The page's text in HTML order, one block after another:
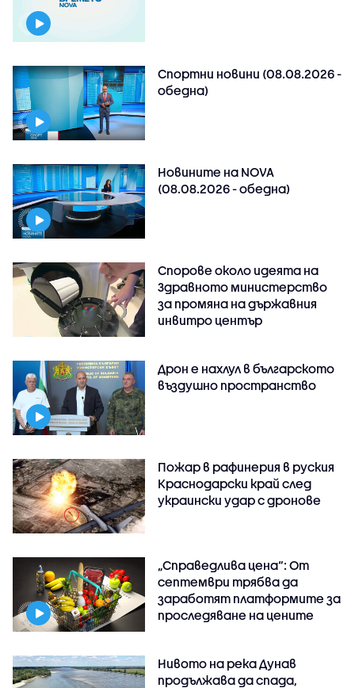
Спортни новини (08.08.2026 -
обедна)
Новините на NOVA
(08.08.2026 - обедна)
Спорове около идеята на
Здравното министерство
за промяна на държавния
инвитро център
Дрон е нахлул в българското
въздушно пространство
Пожар в рафинерия в руския
Краснодарски край след
украински удар с дронове
„Справедлива цена“: От
септември трябва да
заработят платформите за
проследяване на цените
Нивото на река Дунав
продължава да спада,